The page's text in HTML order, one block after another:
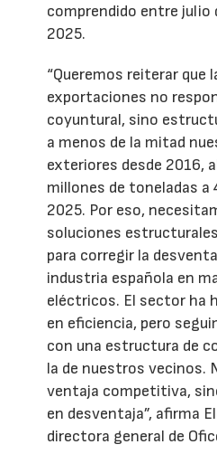
comprendido entre julio
2025.
“Queremos reiterar que
exportaciones no
coyuntural, sino
a menos de la mitad
exteriores desde 2016,
millones de toneladas a
2025. Por eso,
soluciones
para corregir la
industria española en
eléctricos. El sector ha
en eficiencia, pero
con una estructura de
la de nuestros vecinos.
ventaja competitiva,
en desventaja”, afirma
directora general de